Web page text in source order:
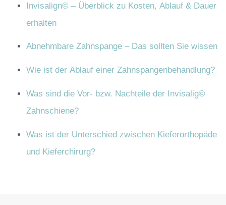
Invisalign© – Überblick zu Kosten, Ablauf & Dauer
erhalten
Abnehmbare Zahnspange – Das sollten Sie wissen
Wie ist der Ablauf einer Zahnspangenbehandlung?
Was sind die Vor- bzw. Nachteile der Invisalig©
Zahnschiene?
Was ist der Unterschied zwischen Kieferorthopäde
und Kieferchirurg?